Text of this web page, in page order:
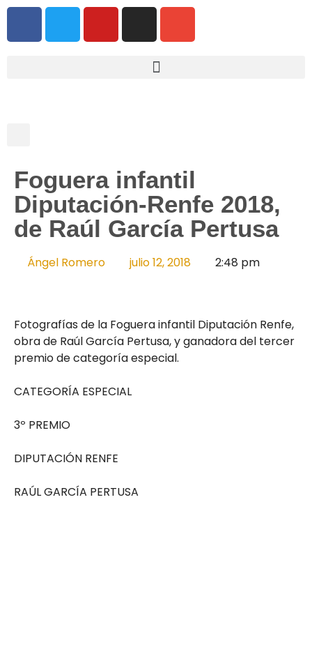
Foguera infantil
Diputación-Renfe 2018,
de Raúl García Pertusa
Ángel Romero julio 12, 2018 2:48 pm
Fotografías de la Foguera infantil Diputación Renfe,
obra de Raúl García Pertusa, y ganadora del tercer
premio de categoría especial.
CATEGORÍA ESPECIAL
3º PREMIO
DIPUTACIÓN RENFE
RAÚL GARCÍA PERTUSA